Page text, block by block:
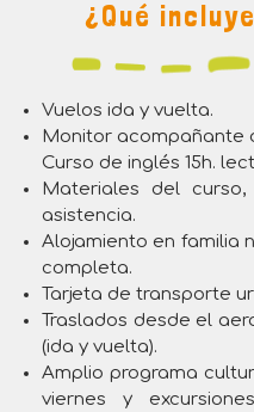
¿Qué
Vuelos ida y vuelta.
Monitor acompañante
Curso de inglés 15h.
Materiales del
asistencia.
Alojamiento en familia
completa.
Tarjeta de transporte
Traslados desde el
(ida y vuelta).
Amplio programa
viernes y